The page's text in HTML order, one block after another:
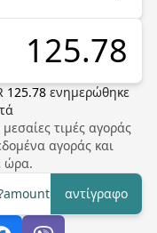
125.78 ενημερώθηκε
τιμές αγοράς
αγοράς και
ώρα.
αντίγραφο